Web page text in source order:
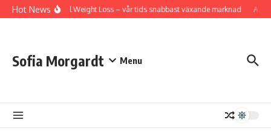
Hoppa till innehåll
Hot NewsMedical Weight Loss – vår tids snabbast växande marknad
Sofia Morgardt Menu